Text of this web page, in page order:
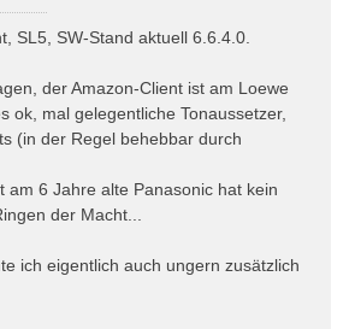
SL5, SW-Stand aktuell 6.6.4.0.
der Amazon-Client ist am Loewe
ok, mal gelegentliche Tonaussetzer,
(in der Regel behebbar durch
am 6 Jahre alte Panasonic hat kein
der Macht...
ich eigentlich auch ungern zusätzlich